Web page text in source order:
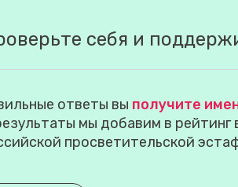
себя и
ответы вы получите
мы добавим в рейтинг
просветительской